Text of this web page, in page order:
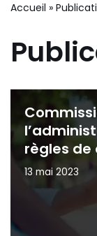
Accueil »
règles
13 mai 2023